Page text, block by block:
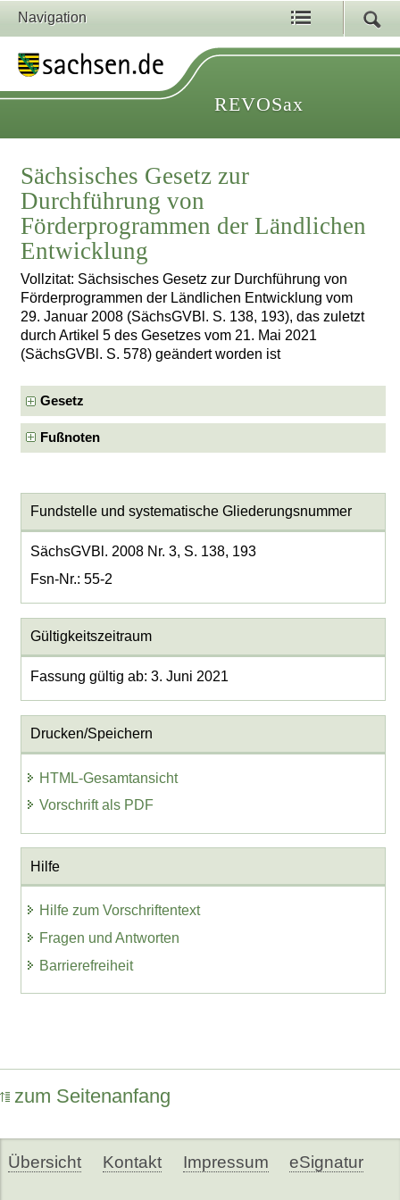
Navigation
REVOSax
Sächsisches Gesetz zur
Durchführung von
Förderprogrammen der Ländlichen
Entwicklung
Vollzitat: Sächsisches Gesetz zur Durchführung von
Förderprogrammen der Ländlichen Entwicklung vom
29. Januar 2008 (SächsGVBl. S. 138, 193), das zuletzt
durch Artikel 5 des Gesetzes vom 21. Mai 2021
(SächsGVBl. S. 578) geändert worden ist
Gesetz
Fußnoten
Fundstelle und systematische Gliederungsnummer
SächsGVBl. 2008 Nr. 3, S. 138, 193
Fsn-Nr.: 55-2
Gültigkeitszeitraum
Fassung gültig ab: 3. Juni 2021
Drucken/Speichern
HTML-Gesamtansicht
Vorschrift als PDF
Hilfe
Hilfe zum Vorschriftentext
Fragen und Antworten
Barrierefreiheit
zum Seitenanfang
Übersicht Kontakt Impressum eSignatur